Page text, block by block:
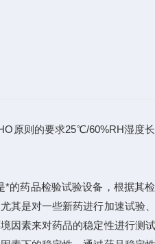
原则的要求25℃/60%RH湿度
药品检验试验设备，根据其
其是对一些新药进行加速试验
因素来对药品的稳定性进行测